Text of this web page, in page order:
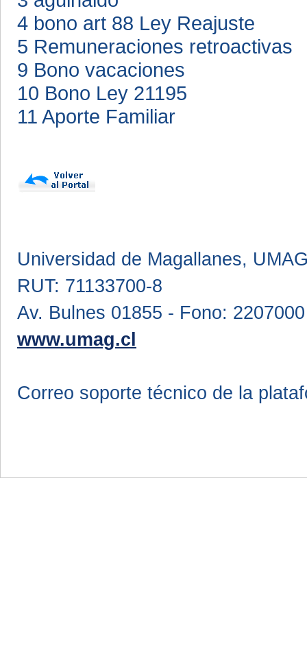
4 bono art 88 Ley Reajuste
5 Remuneraciones retroactivas
9 Bono vacaciones
10 Bono Ley 21195
11 Aporte Familiar
Universidad de Magallanes,
RUT: 71133700-8
Av. Bulnes 01855 - Fono: 2207000
www.umag.cl
Correo soporte técnico de la